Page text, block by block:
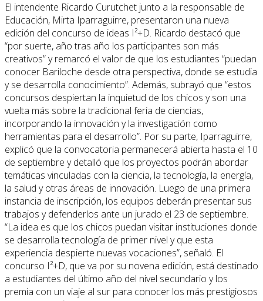
El intendente Ricardo Curutchet junto a la responsable de
Educación, Mirta Iparraguirre, presentaron una nueva
edición del concurso de ideas I²+D. Ricardo destacó que
“por suerte, año tras año los participantes son más
creativos” y remarcó el valor de que los estudiantes “puedan
conocer Bariloche desde otra perspectiva, donde se estudia
y se desarrolla conocimiento”. Además, subrayó que “estos
concursos despiertan la inquietud de los chicos y son una
vuelta más sobre la tradicional feria de ciencias,
incorporando la innovación y la investigación como
herramientas para el desarrollo”. Por su parte, Iparraguirre,
explicó que la convocatoria permanecerá abierta hasta el 10
de septiembre y detalló que los proyectos podrán abordar
temáticas vinculadas con la ciencia, la tecnología, la energía,
la salud y otras áreas de innovación. Luego de una primera
instancia de inscripción, los equipos deberán presentar sus
trabajos y defenderlos ante un jurado el 23 de septiembre.
“La idea es que los chicos puedan visitar instituciones donde
se desarrolla tecnología de primer nivel y que esta
experiencia despierte nuevas vocaciones”, señaló. El
concurso I²+D, que va por su novena edición, está destinado
a estudiantes del último año del nivel secundario y los
premia con un viaje al sur para conocer los más prestigiosos